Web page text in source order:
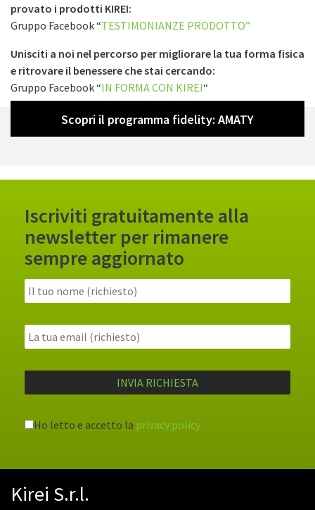
provato i prodotti KIREI:
Gruppo Facebook “TESTIMONIANZE PRODOTTO”
Unisciti a noi nel percorso per migliorare la tua forma fisica
e ritrovare il benessere che stai cercando:
Gruppo Facebook “IN FORMA CON KIREI“
Diventa CLIENTE GREEN KIREI
Diventa CONSULENTE DEL BENESSERE
Scopri il programma fidelity: AMATY
Iscriviti gratuitamente alla
newsletter per rimanere
sempre aggiornato
Ho letto e accetto la privacy policy
Kirei S.r.l.